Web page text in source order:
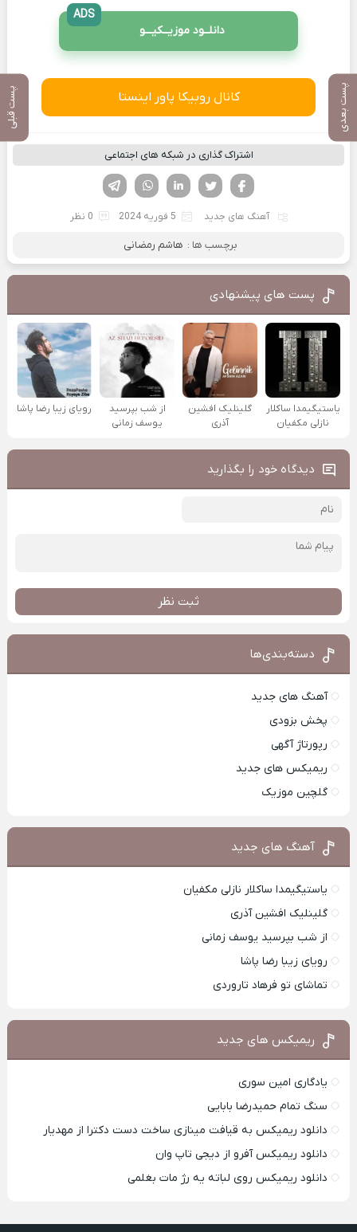
پست بعدی پست قبلی
دانلــود موزیــکیـــو
ADS
کانال روبیکا پاور اینستا
اشتراک گذاری در شبکه های اجتماعی
لینکدین تویتر
فیسوک
آهنگ های جدید 5 فوریه 2024 0 نظر
برچسب ها : هاشم رمضانی
پست های پیشنهادی
یاستیگیمدا ساکلار
نازلی مکفیان
گلینلیک افشین
آذری
از شب بپرسید
یوسف زمانی
رویای زیبا رضا پاشا
دیدگاه خود را بگذارید
ثبت نظر
دسته‌بندی‌ها
آهنگ های جدید
پخش بزودی
رپورتاژ آگهی
ریمیکس های جدید
گلچین موزیک
آهنگ های جدید
یاستیگیمدا ساکلار نازلی مکفیان
گلینلیک افشین آذری
از شب بپرسید یوسف زمانی
رویای زیبا رضا پاشا
تماشای تو فرهاد تاروردی
ریمیکس های جدید
یادگاری امین سوری
سنگ تمام حمیدرضا بابایی
دانلود ریمیکس به قیافت مینازی ساخت دست دکترا از مهدیار
دانلود ریمیکس آفرو از ديجی تاپ وان
دانلود ریمیکس روی لباته یه رژ مات بغلمی